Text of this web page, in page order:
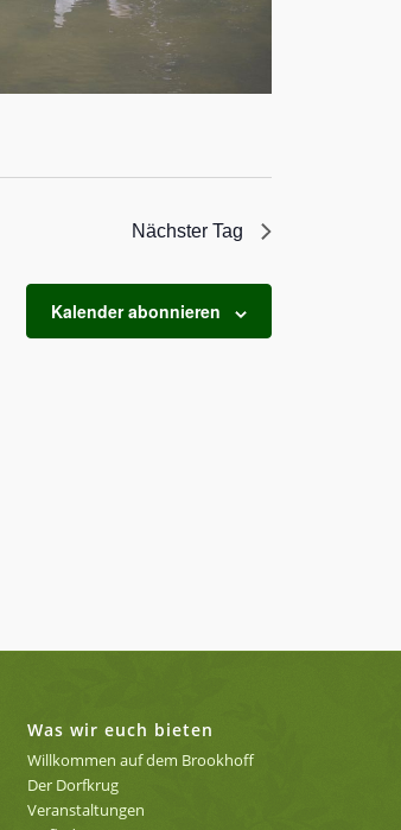
Nächster Tag
Kalender abonnieren
Was wir euch bieten
Willkommen auf dem Brookhoff
Der Dorfkrug
Veranstaltungen